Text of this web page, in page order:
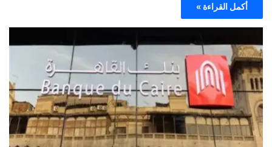
أكمل القراءة »